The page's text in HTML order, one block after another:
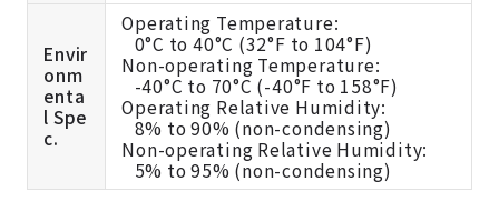
Envir
onm
enta
l Spe
c.
Operating Temperature:
0°C to 40°C (32°F to 104°F)
Non-operating Temperature:
-40°C to 70°C (-40°F to 158°F)
Operating Relative Humidity:
8% to 90% (non-condensing)
Non-operating Relative Humidity:
5% to 95% (non-condensing)